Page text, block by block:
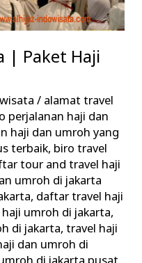
| Paket Haji
/ alamat travel
perjalanan haji dan
haji dan umroh yang
terbaik, biro travel
tour and travel haji
umroh di jakarta
, daftar travel haji
umroh di jakarta,
di jakarta,travel haji
dan umroh di